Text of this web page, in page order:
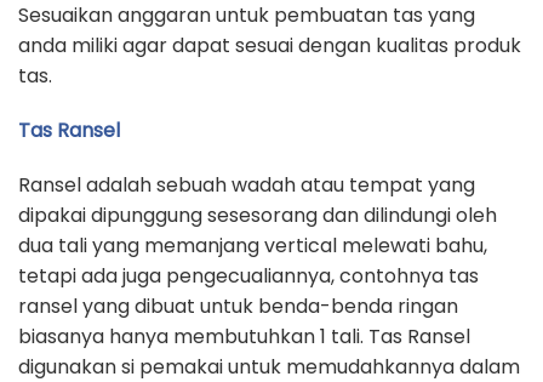
Sesuaikan anggaran untuk pembuatan tas yang
anda miliki agar dapat sesuai dengan kualitas produk
tas.
Tas Ransel
Ransel adalah sebuah wadah atau tempat yang
dipakai dipunggung sesesorang dan dilindungi oleh
dua tali yang memanjang vertical melewati bahu,
tetapi ada juga pengecualiannya, contohnya tas
ransel yang dibuat untuk benda-benda ringan
biasanya hanya membutuhkan 1 tali. Tas Ransel
digunakan si pemakai untuk memudahkannya dalam